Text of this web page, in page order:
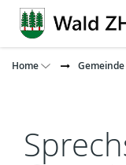
Kopfzeile
Home Gemeinde
Inhalt